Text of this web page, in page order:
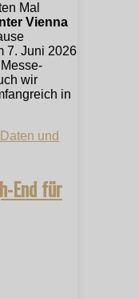
Mal
Vienna
7. Juni 2026
wir
in
und
End für